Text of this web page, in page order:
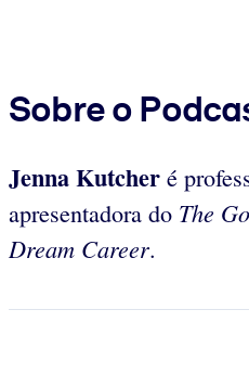
Sobre o
Jenna Kutcher é
apresentadora do The
Dream Career.